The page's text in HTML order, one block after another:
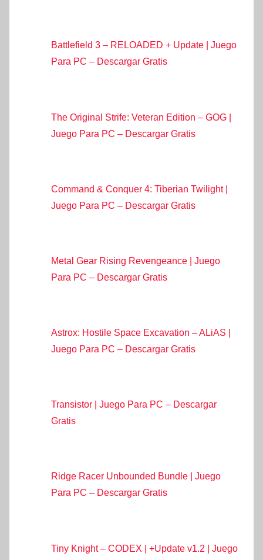
Battlefield 3 – RELOADED + Update | Juego
Para PC – Descargar Gratis
The Original Strife: Veteran Edition – GOG |
Juego Para PC – Descargar Gratis
Command & Conquer 4: Tiberian Twilight |
Juego Para PC – Descargar Gratis
Metal Gear Rising Revengeance | Juego
Para PC – Descargar Gratis
Astrox: Hostile Space Excavation – ALiAS |
Juego Para PC – Descargar Gratis
Transistor | Juego Para PC – Descargar
Gratis
Ridge Racer Unbounded Bundle | Juego
Para PC – Descargar Gratis
Tiny Knight – CODEX | +Update v1.2 | Juego